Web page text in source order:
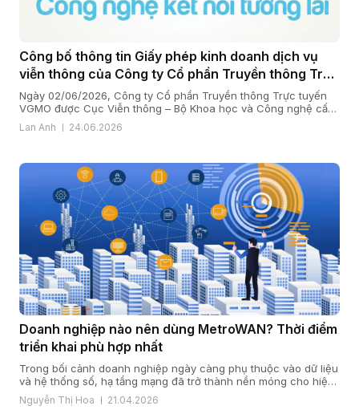
Công bố thông tin Giấy phép kinh doanh dịch vụ
viễn thông của Công ty Cổ phần Truyền thông Trực
tuyến VGMO
Ngày 02/06/2026, Công ty Cổ phần Truyền thông Trực tuyến
VGMO được Cục Viễn thông – Bộ Khoa học và Công nghệ cấp
Giấy phép kinh doanh dịch vụ viễn thông số 180/GP-CVT. Thực
hiện quy định tại khoản 6 Điều 35 Nghị định số 163/2024/NĐ-
Lan Anh 24.06.2026
Doanh nghiệp nào nên dùng MetroWAN? Thời điểm
triển khai phù hợp nhất
Trong bối cảnh doanh nghiệp ngày càng phụ thuộc vào dữ liệu
và hệ thống số, hạ tầng mạng đã trở thành nền móng cho hiệu
quả vận hành và năng lực cạnh tranh. Khi quy mô mở rộng, chi
nhánh gia tăng và yêu cầu bảo mật, ổn định ngày càng cao,
Nguyễn Thị Hoa 21.04.2026